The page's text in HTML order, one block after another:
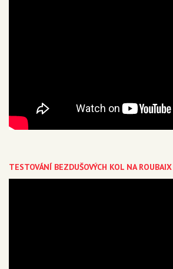
TESTOVÁNÍ BEZDUŠOVÝCH KOL NA